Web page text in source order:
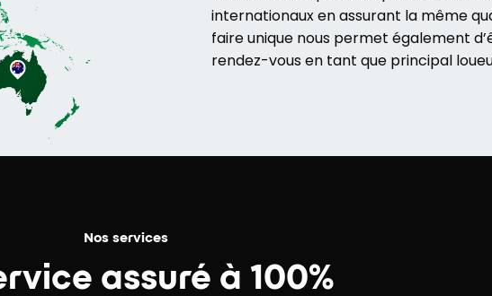
internationaux en assurant la même
faire unique nous permet également
rendez-vous en tant que principal
Nos services
assuré à 100%